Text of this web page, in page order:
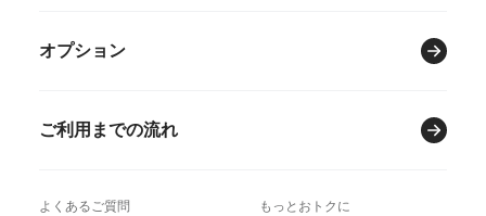
オプション
ご利用までの流れ
よくあるご質問 もっとおトクに